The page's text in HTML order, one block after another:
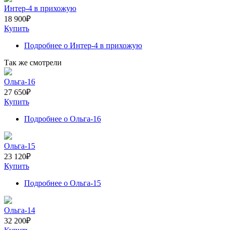
Интер-4 в прихожую
18 900₽
Купить
Подробнее о Интер-4 в прихожую
Так же смотрели
Ольга-16
27 650₽
Купить
Подробнее о Ольга-16
Ольга-15
23 120₽
Купить
Подробнее о Ольга-15
Ольга-14
32 200₽